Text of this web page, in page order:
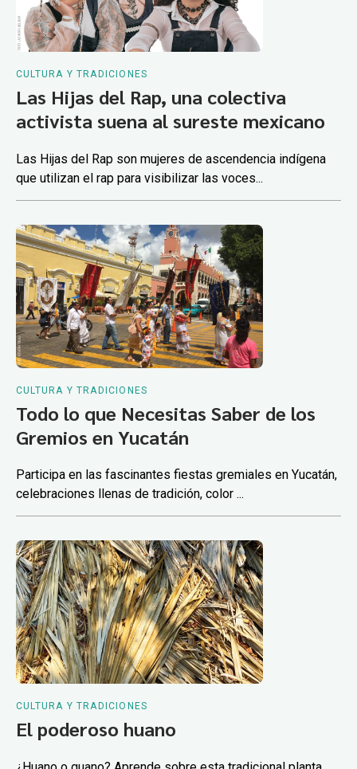
CULTURA Y TRADICIONES
Las Hijas del Rap, una colectiva
activista suena al sureste mexicano
Las Hijas del Rap son mujeres de ascendencia indígena
que utilizan el rap para visibilizar las voces...
CULTURA Y TRADICIONES
Todo lo que Necesitas Saber de los
Gremios en Yucatán
Participa en las fascinantes fiestas gremiales en Yucatán,
celebraciones llenas de tradición, color ...
CULTURA Y TRADICIONES
El poderoso huano